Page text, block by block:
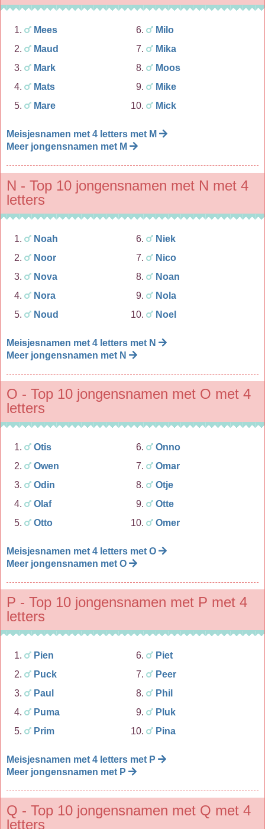
Mees
Maud
Mark
Mats
Mare
Milo
Mika
Moos
Mike
Mick
Meisjesnamen met 4 letters met M
Meer jongensnamen met M
N - Top 10 jongensnamen met N met 4
letters
Noah
Noor
Nova
Nora
Noud
Niek
Nico
Noan
Nola
Noel
Meisjesnamen met 4 letters met N
Meer jongensnamen met N
O - Top 10 jongensnamen met O met 4
letters
Otis
Owen
Odin
Olaf
Otto
Onno
Omar
Otje
Otte
Omer
Meisjesnamen met 4 letters met O
Meer jongensnamen met O
P - Top 10 jongensnamen met P met 4
letters
Pien
Puck
Paul
Puma
Prim
Piet
Peer
Phil
Pluk
Pina
Meisjesnamen met 4 letters met P
Meer jongensnamen met P
Q - Top 10 jongensnamen met Q met 4
letters